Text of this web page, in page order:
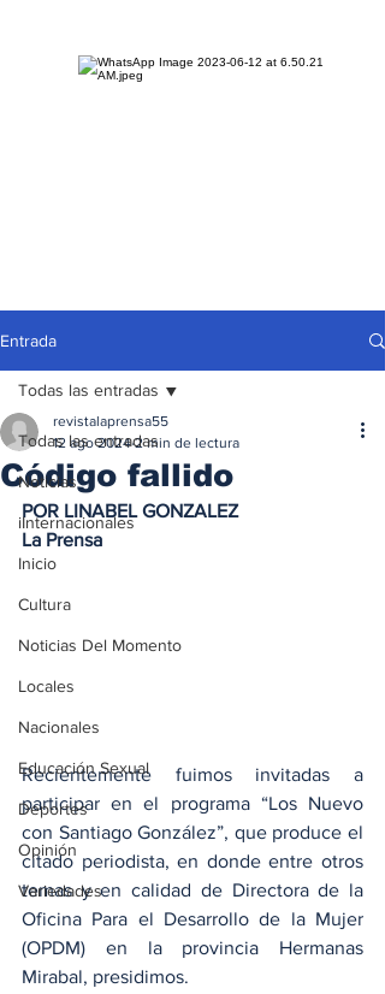
Entrada
Todas las entradas
Noticias
iInternacionales
Inicio
Cultura
Noticias Del Momento
Locales
Nacionales
Educación Sexual
Deportes
Opinión
Variedades
Todas las entradas
Código fallido
revistalaprensa55
12 ago 2024 2 min de lectura
POR LINABEL GONZALEZ
La Prensa
Recientemente fuimos invitadas a
participar en el programa “Los Nuevo
con Santiago González”, que produce el
citado periodista, en donde entre otros
temas y en calidad de Directora de la
Oficina Para el Desarrollo de la Mujer
(OPDM) en la provincia Hermanas
Mirabal, presidimos.